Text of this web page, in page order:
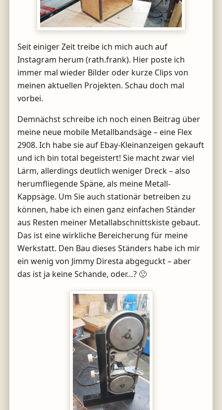
Seit einiger Zeit treibe ich mich auch auf
Instagram herum (rath.frank). Hier poste ich
immer mal wieder Bilder oder kurze Clips von
meinen aktuellen Projekten. Schau doch mal
vorbei.
Demnächst schreibe ich noch einen Beitrag über
meine neue mobile Metallbandsäge – eine Flex
2908. Ich habe sie auf Ebay-Kleinanzeigen gekauft
und ich bin total begeistert! Sie macht zwar viel
Lärm, allerdings deutlich weniger Dreck – also
herumfliegende Späne, als meine Metall-
Kappsäge. Um Sie auch stationär betreiben zu
können, habe ich einen ganz einfachen Ständer
aus Resten meiner Metallabschnittskiste gebaut.
Das ist eine wirkliche Bereicherung für meine
Werkstatt. Den Bau dieses Ständers habe ich mir
ein wenig von Jimmy Diresta abgeguckt – aber
das ist ja keine Schande, oder…? 🙂